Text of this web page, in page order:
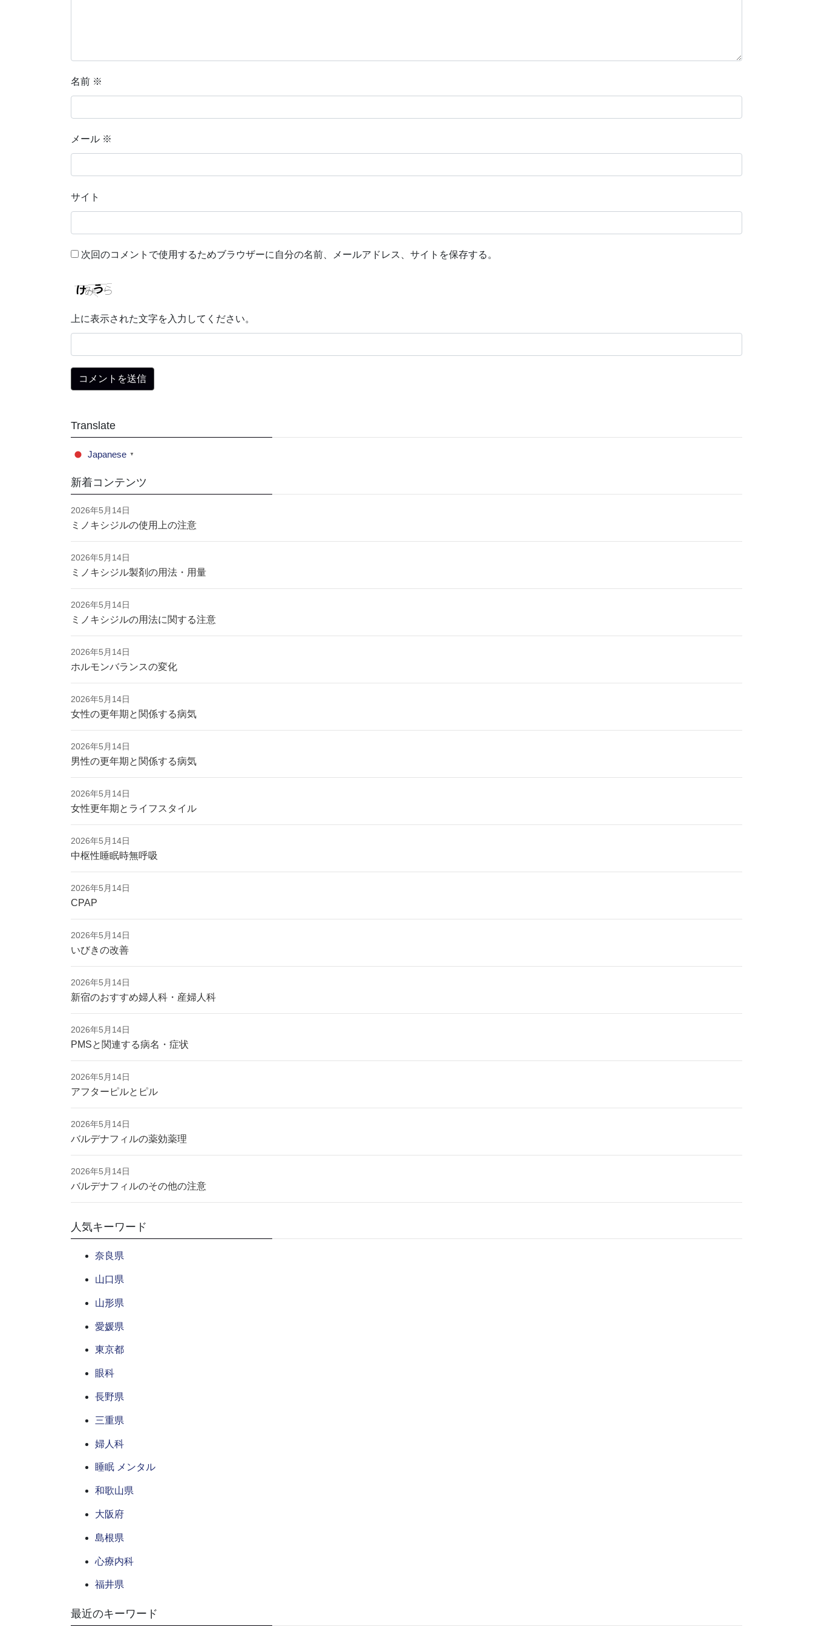
名前 ※
メール ※
サイト
次回のコメントで使用するためブラウザーに自分の名前、メールアドレス、サイトを保存する。
上に表示された文字を入力してください。
Translate
Japanese ▼
新着コンテンツ
2026年5月14日
ミノキシジルの使用上の注意
2026年5月14日
ミノキシジル製剤の用法・用量
2026年5月14日
ミノキシジルの用法に関する注意
2026年5月14日
ホルモンバランスの変化
2026年5月14日
女性の更年期と関係する病気
2026年5月14日
男性の更年期と関係する病気
2026年5月14日
女性更年期とライフスタイル
2026年5月14日
中枢性睡眠時無呼吸
2026年5月14日
CPAP
2026年5月14日
いびきの改善
2026年5月14日
新宿のおすすめ婦人科・産婦人科
2026年5月14日
PMSと関連する病名・症状
2026年5月14日
アフターピルとピル
2026年5月14日
バルデナフィルの薬効薬理
2026年5月14日
バルデナフィルのその他の注意
人気キーワード
奈良県
山口県
山形県
愛媛県
東京都
眼科
長野県
三重県
婦人科
睡眠 メンタル
和歌山県
大阪府
島根県
心療内科
福井県
最近のキーワード